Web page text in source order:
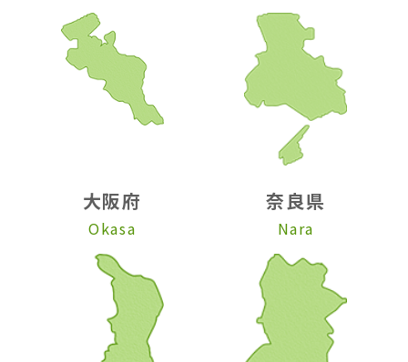
大阪府
Okasa
奈良県
Nara